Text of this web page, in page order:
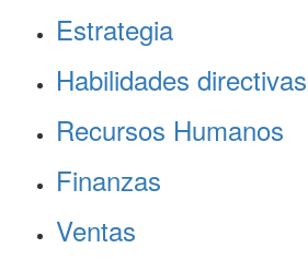
Estrategia
Habilidades directivas
Recursos Humanos
Finanzas
Ventas